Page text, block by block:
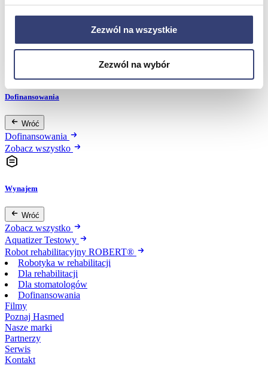
Zezwól na wszystkie
Zezwól na wybór
Zdrowie i uroda
Dofinansowania
Wróć
Dofinansowania
Zobacz wszystko
Wynajem
Wróć
Zobacz wszystko
Aquatizer Testowy
Robot rehabilitacyjny ROBERT®
Robotyka w rehabilitacji
Dla rehabilitacji
Dla stomatologów
Dofinansowania
Filmy
Poznaj Hasmed
Nasze marki
Partnerzy
Serwis
Kontakt